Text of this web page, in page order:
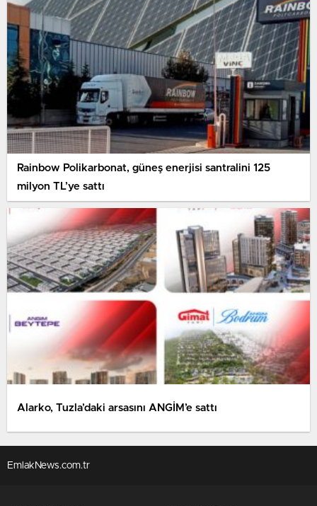
Rainbow Polikarbonat, güneş enerjisi santralini 125
milyon TL’ye sattı
Alarko, Tuzla’daki arsasını ANGİM’e sattı
EmlakNews.com.tr